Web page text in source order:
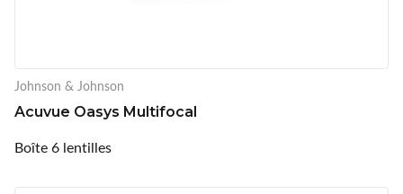
Johnson & Johnson
Acuvue Oasys Multifocal
Boîte 6 lentilles